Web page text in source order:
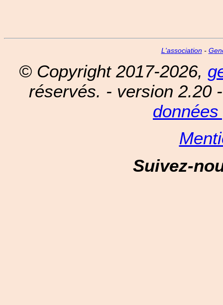
L'association-
© Copyright 2017-2026,
réservés. - version 2.20
Suivez-